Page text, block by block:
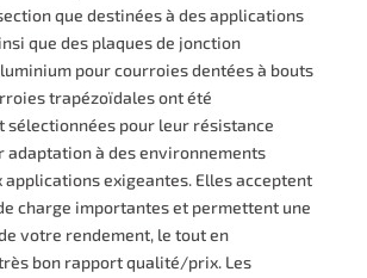
que destinées à des applications
que des plaques de jonction
pour courroies dentées à bouts
trapézoïdales ont été
sélectionnées pour leur résistance
adaptation à des environnements
exigeantes. Elles acceptent
charge importantes et permettent une
votre rendement, le tout en
bon rapport qualité/prix. Les